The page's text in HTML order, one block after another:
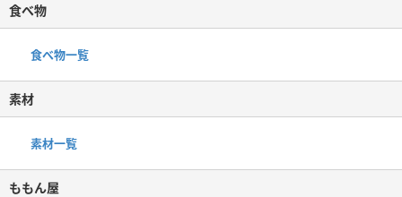
食べ物
食べ物一覧
素材
素材一覧
ももん屋